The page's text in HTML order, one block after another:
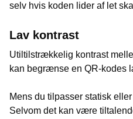
selv hvis koden lider af let
Lav kontrast
Utiltilstrækkelig kontrast
kan begrænse en QR-kodes
Mens du tilpasser statisk eller
Selvom det kan være